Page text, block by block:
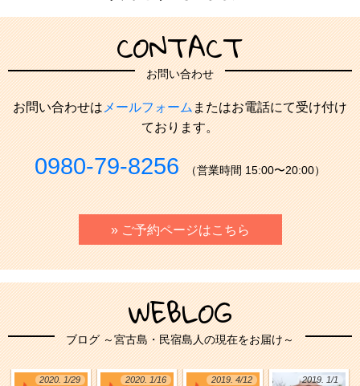
CONTACT
お問い合わせ
お問い合わせはメールフォームまたはお電話にて受け付け
ております。
0980-79-8256 （営業時間 15:00〜20:00）
» ご予約ページはこちら
WEBLOG
ブログ ～宮古島・民宿島人の現在をお届け～
2020. 1/29 2020. 1/16 2019. 4/12 2019. 1/1